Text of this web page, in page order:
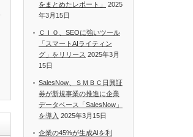
をまとめたレポート」
2025
年3月15日
ＣＩＯ、SEOに強いツール
「スマートAIライティン
グ」をリリース 2025年3月
15日
SalesNow、ＳＭＢＣ日興証
券が新規事業の推進に企業
データベース「SalesNow」
を導入 2025年3月15日
企業の45%が生成AIを利